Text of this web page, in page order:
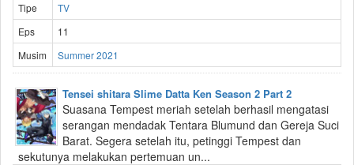
Tipe
TV
Eps
11
Musim
Summer 2021
Tensei shitara Slime Datta Ken Season 2 Part 2
Suasana Tempest meriah setelah berhasil mengatasi
serangan mendadak Tentara Blumund dan Gereja Suci
Barat. Segera setelah itu, petinggi Tempest dan
sekutunya melakukan pertemuan un...